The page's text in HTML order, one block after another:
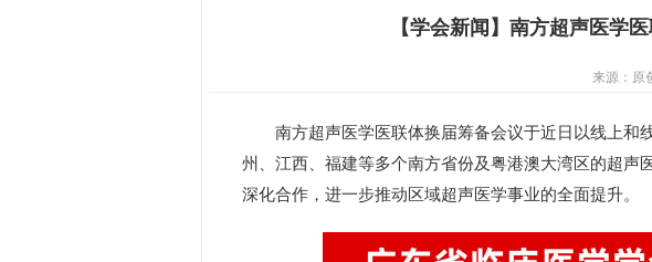
【学会新闻】南方超声医学
来源：原
南方超声医学医联体换届筹备会议于近日以线上和
州、江西、福建等多个南方省份及粤港澳大湾区的超声
深化合作，进一步推动区域超声医学事业的全面提升。